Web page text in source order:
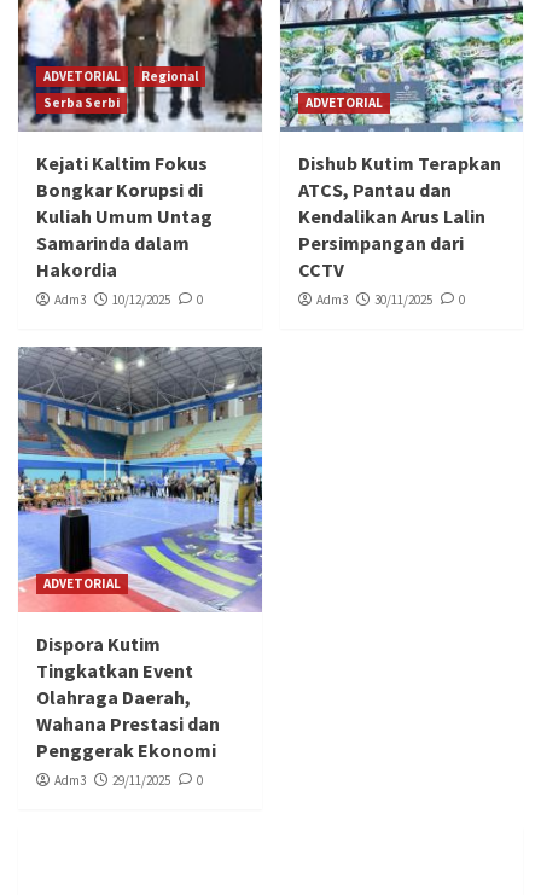
ADVETORIAL
Regional
Serba Serbi
Kejati Kaltim Fokus
Bongkar Korupsi di
Kuliah Umum Untag
Samarinda dalam
Hakordia
Adm3 10/12/2025 0
ADVETORIAL
Dishub Kutim Terapkan
ATCS, Pantau dan
Kendalikan Arus Lalin
Persimpangan dari
CCTV
Adm3 30/11/2025 0
ADVETORIAL
Dispora Kutim
Tingkatkan Event
Olahraga Daerah,
Wahana Prestasi dan
Penggerak Ekonomi
Adm3 29/11/2025 0